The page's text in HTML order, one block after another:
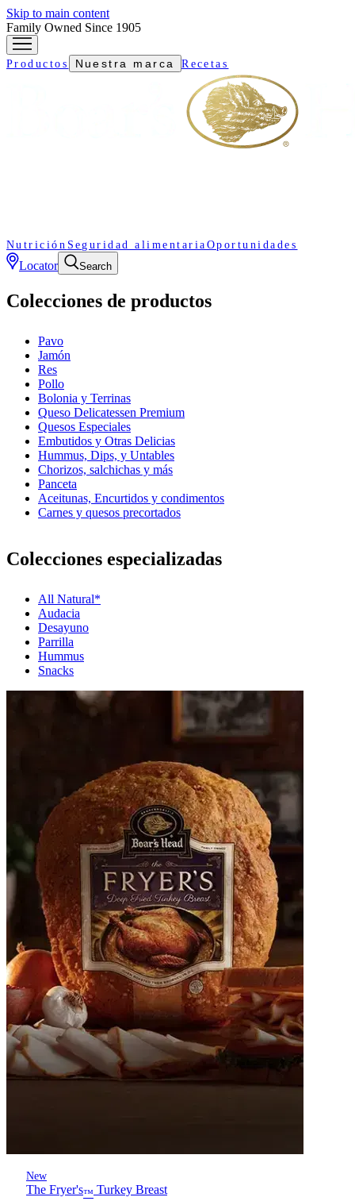
Skip to main content
Family Owned Since 1905
Productos Nuestra marca Recetas
Nutrición Seguridad alimentaria Oportunidades
Locator Search
Colecciones de productos
Pavo
Jamón
Res
Pollo
Bolonia y Terrinas
Queso Delicatessen Premium
Quesos Especiales
Embutidos y Otras Delicias
Hummus, Dips, y Untables
Chorizos, salchichas y más
Panceta
Aceitunas, Encurtidos y condimentos
Carnes y quesos precortados
Colecciones especializadas
All Natural*
Audacia
Desayuno
Parrilla
Hummus
Snacks
New
The Fryer's™ Turkey Breast